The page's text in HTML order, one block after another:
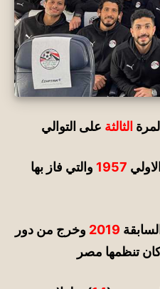
الثالثة على التوالي
1957 والتي فاز بها
2019 وخرج من دور
تنظمها مصر